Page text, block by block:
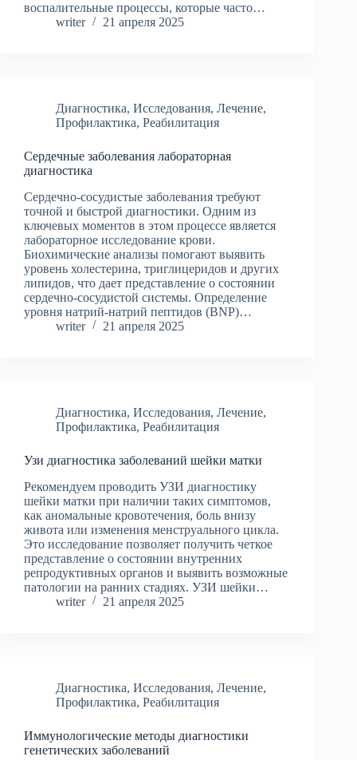
воспалительные процессы, которые часто…
writer
21 апреля 2025
Диагностика, Исследования, Лечение,
Профилактика, Реабилитация
Сердечные заболевания лабораторная
диагностика
Сердечно-сосудистые заболевания требуют
точной и быстрой диагностики. Одним из
ключевых моментов в этом процессе является
лабораторное исследование крови.
Биохимические анализы помогают выявить
уровень холестерина, триглицеридов и других
липидов, что дает представление о состоянии
сердечно-сосудистой системы. Определение
уровня натрий-натрий пептидов (BNP)…
writer
21 апреля 2025
Диагностика, Исследования, Лечение,
Профилактика, Реабилитация
Узи диагностика заболеваний шейки матки
Рекомендуем проводить УЗИ диагностику
шейки матки при наличии таких симптомов,
как аномальные кровотечения, боль внизу
живота или изменения менструального цикла.
Это исследование позволяет получить четкое
представление о состоянии внутренних
репродуктивных органов и выявить возможные
патологии на ранних стадиях. УЗИ шейки…
writer
21 апреля 2025
Диагностика, Исследования, Лечение,
Профилактика, Реабилитация
Иммунологические методы диагностики
генетических заболеваний